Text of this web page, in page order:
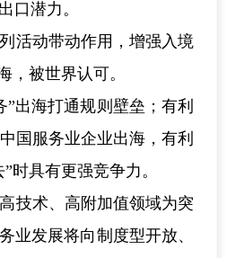
口潜力。
活动带动作用，增强入境
，被世界认可。
出海打通规则壁垒；有利
国服务业企业出海，有利
具有更强竞争力。
技术、高附加值领域为突
业发展将向制度型开放、